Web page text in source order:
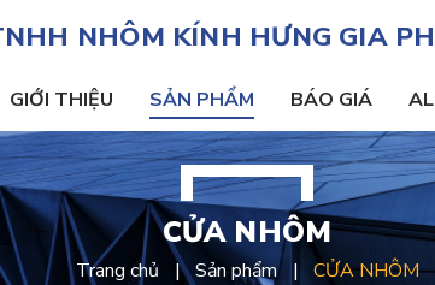
NHÔM KÍNH HƯNG GIA
GIỚI THIỆU SẢN PHẨM BÁO GIÁ
CỬA NHÔM
Trang chủ Sản phẩm CỬA NHÔM